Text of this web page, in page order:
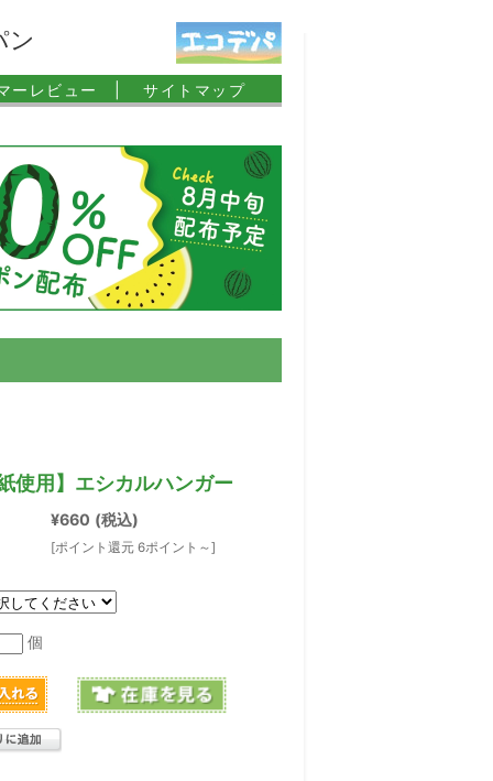
ン
ーレビュー | サイトマップ
使用】エシカルハンガー
¥660 (税込)
[ポイント還元 6ポイント～]
個